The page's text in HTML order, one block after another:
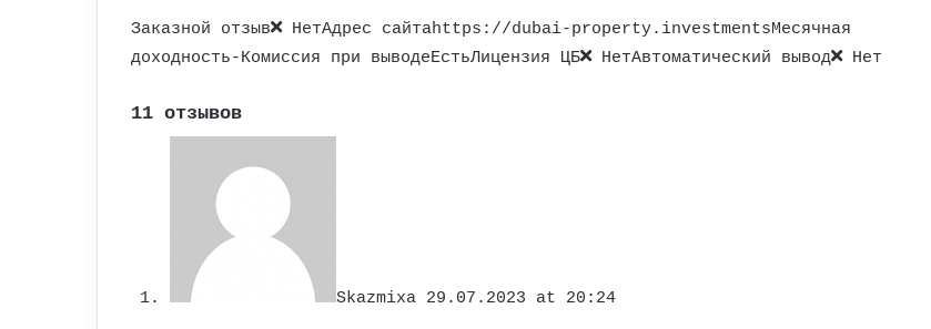
Заказной отзыв
НетАдрес сайтаhttps://dubai-property.investmentsМесячная
доходность-Комиссия при выводеЕстьЛицензия ЦБ НетАвтоматический вывод Нет
11 отзывов
Skazmixa 29.07.2023 at 20:24